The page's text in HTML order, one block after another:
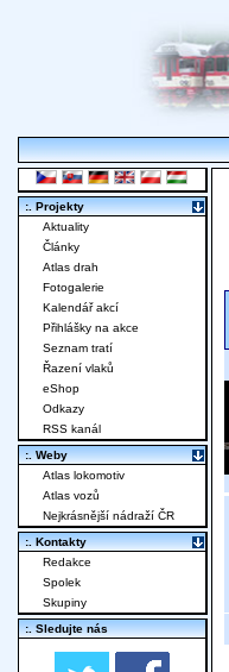
:. Projekty
Aktuality
Články
Atlas drah
Fotogalerie
Kalendář akcí
Přihlášky na akce
Seznam tratí
Řazení vlaků
eShop
Odkazy
RSS kanál
:. Weby
Atlas lokomotiv
Atlas vozů
Nejkrásnější nádraží ČR
:. Kontakty
Redakce
Spolek
Skupiny
:. Sledujte nás